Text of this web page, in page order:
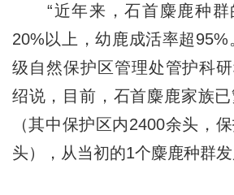
“近年来，石首麋鹿种群
20%以上，幼鹿成活率超95%
级自然保护区管理处管护科
绍说，目前，石首麋鹿家族
（其中保护区内2400余头，
头），从当初的1个麋鹿种群发